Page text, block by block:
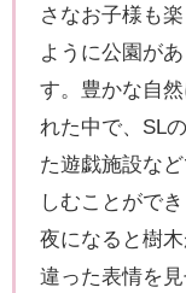
さなお子様も
ように公園があ
す。豊かな自然
れた中で、SL
た遊戯施設な
しむことができ
夜になると樹
違った表情を見